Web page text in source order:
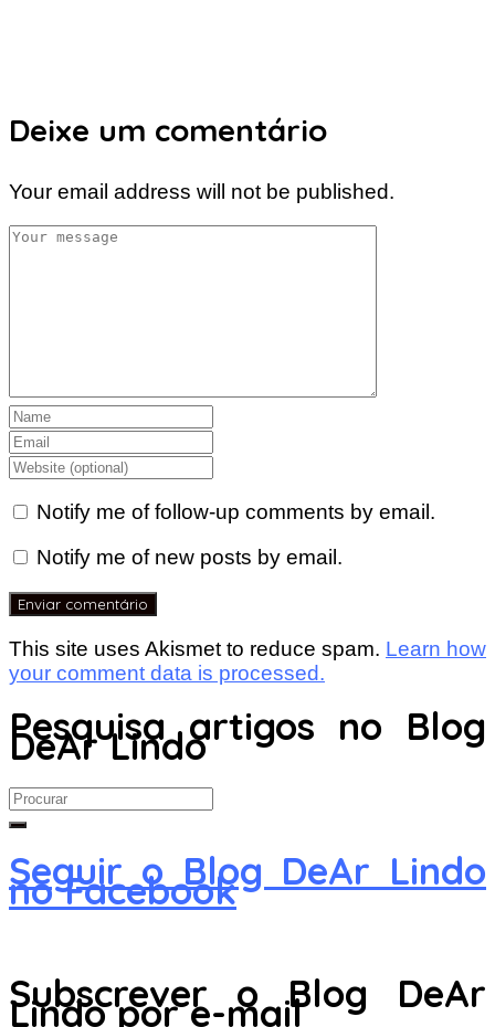
Deixe um comentário
Your email address will not be published.
Notify me of follow-up comments by email.
Notify me of new posts by email.
This site uses Akismet to reduce spam. Learn how
your comment data is processed.
Pesquisa artigos no Blog
DeAr Lindo
Search
for:
Seguir o Blog DeAr Lindo
no Facebook
Subscrever o Blog DeAr
Lindo por e-mail